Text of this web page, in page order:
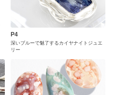
P4
深いブルーで魅了するカイヤナイトジュエ
リー